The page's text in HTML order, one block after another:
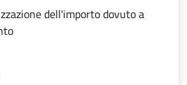
dell'importo dovuto a